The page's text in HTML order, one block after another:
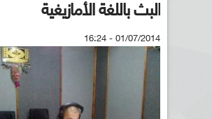
البث باللغة الأمازيغية
01/07/2014 - 16:24